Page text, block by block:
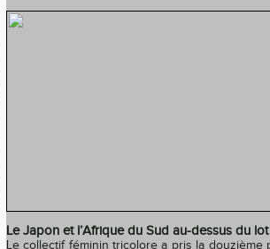
Le Japon et l’Afrique du Sud au-dessus du lot
Le collectif féminin tricolore a pris la douzième